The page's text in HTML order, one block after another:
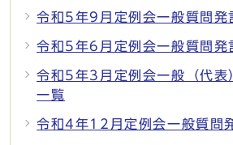
令和5年9月定例会一般質問発
令和5年6月定例会一般質問発
令和5年3月定例会一般（代表
一覧
令和4年12月定例会一般質問